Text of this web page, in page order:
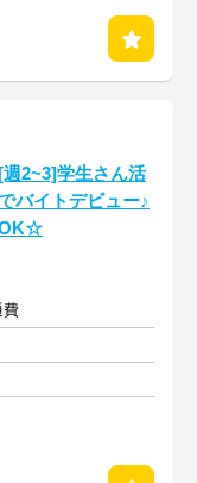
週2~3]学生さん活
バイトデビュー♪
OK☆
費